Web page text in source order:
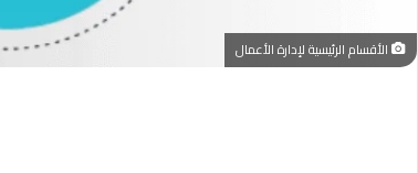
الأقسام الرئيسية لإدارة الأعمال